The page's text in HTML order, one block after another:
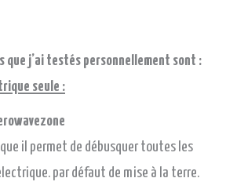
que j’ai testés personnellement sont :
seule :
il permet de débusquer toutes les
par défaut de mise à la terre.